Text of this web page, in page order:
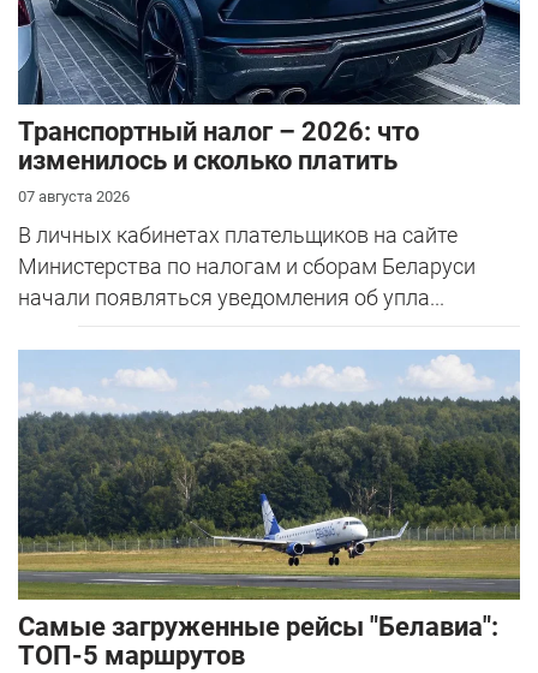
Транспортный налог – 2026: что
изменилось и сколько платить
07 августа 2026
В личных кабинетах плательщиков на сайте
Министерства по налогам и сборам Беларуси
начали появляться уведомления об упла...
Самые загруженные рейсы "Белавиа":
ТОП-5 маршрутов